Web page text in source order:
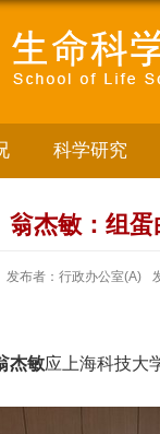
科学研究
翁杰敏：组
发布者：行政办公室(A)
杰敏应上海科技大